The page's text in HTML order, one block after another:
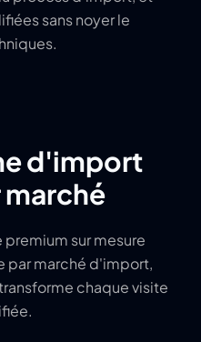
sans noyer le
d'import
sur mesure
par marché d'import,
chaque visite